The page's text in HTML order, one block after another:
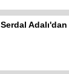
Serdal Adalı'dan